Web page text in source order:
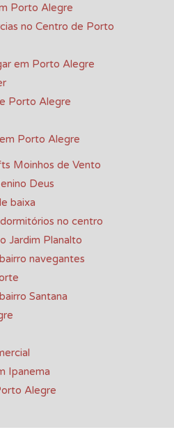
Porto Alegre
no Centro de Porto
em Porto Alegre
Porto Alegre
Porto Alegre
Moinhos de Vento
Deus
baixa
no centro
Jardim Planalto
navegantes
Santana
Ipanema
Alegre